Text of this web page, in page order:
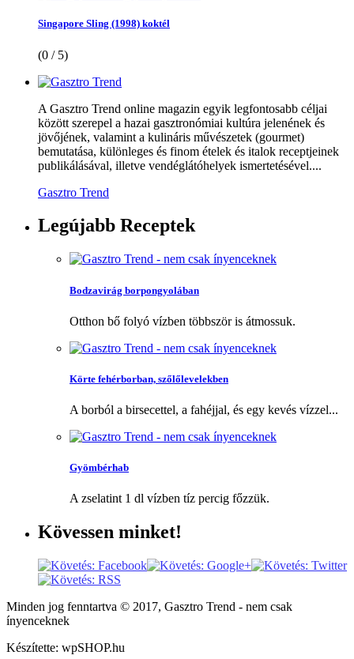
Singapore Sling (1998) koktél
(0 / 5)
A Gasztro Trend online magazin egyik legfontosabb céljai
között szerepel a hazai gasztronómiai kultúra jelenének és
jövőjének, valamint a kulináris művészetek (gourmet)
bemutatása, különleges és finom ételek és italok receptjeinek
publikálásával, illetve vendéglátóhelyek ismertetésével....
Gasztro Trend
Legújabb Receptek
Bodzavirág borpongyolában
Otthon bő folyó vízben többször is átmossuk.
Körte fehérborban, szőlőlevelekben
A borból a birsecettel, a fahéjjal, és egy kevés vízzel...
Gyömbérhab
A zselatint 1 dl vízben tíz percig főzzük.
Kövessen minket!
Minden jog fenntartva © 2017, Gasztro Trend - nem csak
ínyenceknek
Készítette: wpSHOP.hu